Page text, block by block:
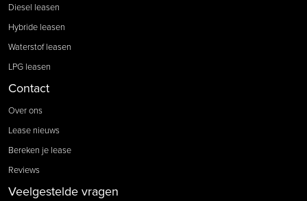
Diesel leasen
Hybride leasen
Waterstof leasen
LPG leasen
Contact
Over ons
Lease nieuws
Bereken je lease
Reviews
Veelgestelde vragen